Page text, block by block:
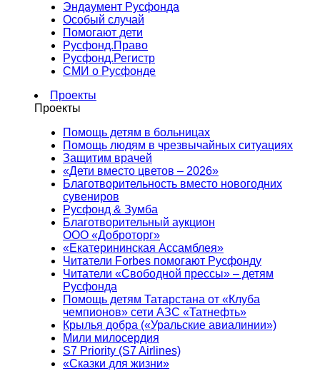
Эндаумент Русфонда
Особый случай
Помогают дети
Русфонд.Право
Русфонд.Регистр
СМИ о Русфонде
Проекты
Проекты
Помощь детям в больницах
Помощь людям в чрезвычайных ситуациях
Защитим врачей
«Дети вместо цветов – 2026»
Благотворительность вместо новогодних
сувениров
Русфонд & Зумба
Благотворительный аукцион
ООО «Доброторг»
«Екатерининская Ассамблея»
Читатели Forbes помогают Русфонду
Читатели «Свободной прессы» – детям
Русфонда
Помощь детям Татарстана от «Клуба
чемпионов» сети АЗС «Татнефть»
Крылья добра («Уральские авиалинии»)
Мили милосердия
S7 Priority (S7 Airlines)
«Сказки для жизни»